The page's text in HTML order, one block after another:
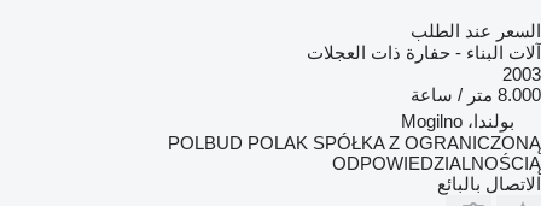
السعر عند الطلب
آلات البناء - حفارة ذات العجلات
2003
8.000 متر / ساعة
بولندا، Mogilno
POLBUD POLAK SPÓŁKA Z OGRANICZONĄ
ODPOWIEDZIALNOŚCIĄ
الاتصال بالبائع